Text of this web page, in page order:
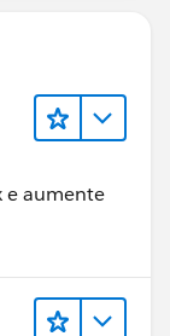
e aumente